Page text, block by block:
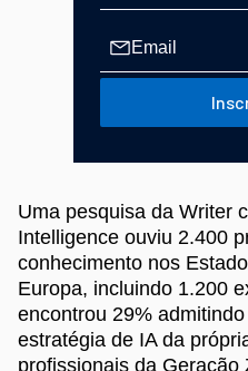
Uma pesquisa da Writer
Intelligence ouviu 2.400
conhecimento nos
Europa, incluindo 1.200
encontrou 29%
estratégia de IA da
profissionais da